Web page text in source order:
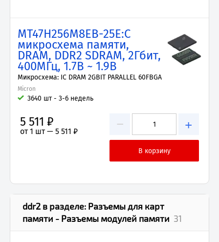
MT47H256M8EB-25E:C
микросхема памяти,
DRAM, DDR2 SDRAM, 2Гбит,
400МГц, 1.7В ~ 1.9В
Микросхема: IC DRAM 2GBIT PARALLEL 60FBGA
Micron
3640 шт - 3-6 недель
− +
5 511 ₽
от 1 шт — 5 511 ₽
ddr2 в разделе: Разъемы для карт
памяти - Разъемы модулей памяти 31